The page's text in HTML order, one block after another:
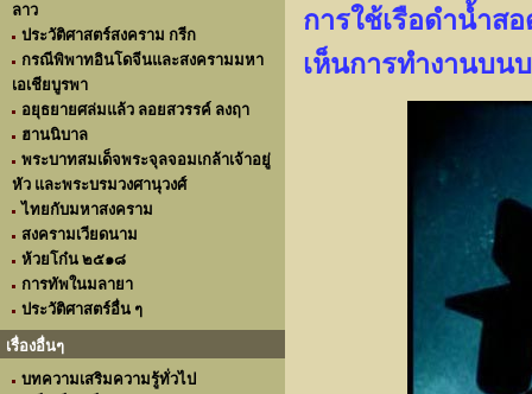
ลาว
ประวัติศาสตร์สงคราม กรีก
กรณีพิพาทอินโดจีนและสงครามมหา
เอเชียบูรพา
อยุธยายศล่มแล้ว ลอยสวรรค์ ลงฤา
ฮานนิบาล
พระบาทสมเด็จพระจุลจอมเกล้าเจ้าอยู่
หัว และพระบรมวงศานุวงศ์
ไทยกับมหาสงคราม
สงครามเวียดนาม
ห้วยโก๋น ๒๕๑๘
การทัพในมลายา
ประวัติศาสตร์อื่น ๆ
เรื่องอื่นๆ
บทความเสริมความรู้ทั่วไป
การใช้เรือดำน้ำส
เห็นการทำงานบน